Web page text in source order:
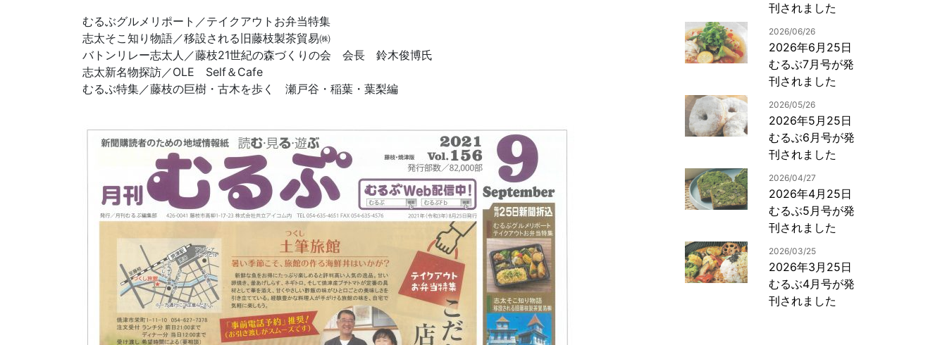
中核的労働要求事項に関する方針声明
周年事業
採用プロモーション
コピー・ライティング
電子ブック制作
自社メディア
むるぶグルメリポート／テイクアウトお弁当特集
志太そこ知り物語／移設される旧藤枝製茶貿易㈱
バトンリレー志太人／藤枝21世紀の森づくりの会 会長 鈴木俊博氏
志太新名物探訪／OLE Self＆Cafe
むるぶ特集／藤枝の巨樹・古木を歩く 瀬戸谷・稲葉・葉梨編
刊されました
2026/06/26
2026年6月25日
むるぶ7月号が発
刊されました
2026/05/26
2026年5月25日
むるぶ6月号が発
刊されました
2026/04/27
2026年4月25日
むるぶ5月号が発
刊されました
2026/03/25
2026年3月25日
むるぶ4月号が発
刊されました